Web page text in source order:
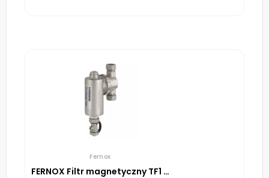
Fernox
FERNOX Filtr magnetyczny TF1 Omega Filter 22 mm